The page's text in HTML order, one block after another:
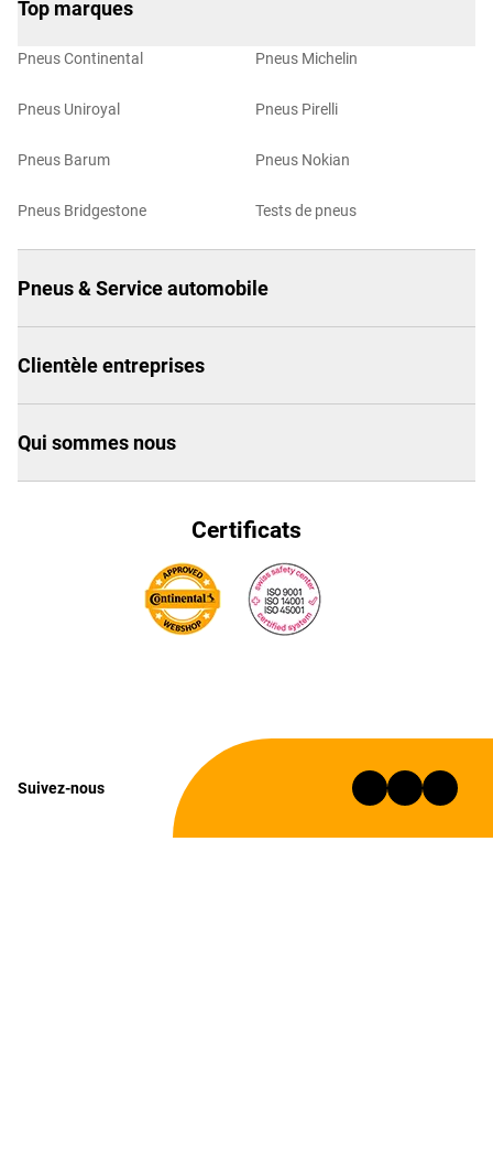
Top marques
Pneus Continental
Pneus Uniroyal
Pneus Barum
Pneus Bridgestone
Pneus Michelin
Pneus Pirelli
Pneus Nokian
Tests de pneus
Pneus & Service automobile
Clientèle entreprises
Qui sommes nous
Certificats
Suivez-nous